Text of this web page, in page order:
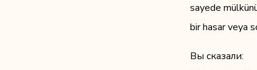
sayede
bir hasar veya
Вы сказали: